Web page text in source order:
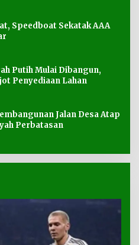
Speedboat Sekatak AAA
Putih Mulai Dibangun,
Penyediaan Lahan
Jalan Desa Atap
Perbatasan